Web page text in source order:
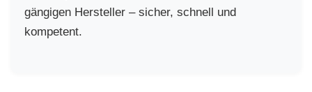
gängigen Hersteller – sicher, schnell und
kompetent.